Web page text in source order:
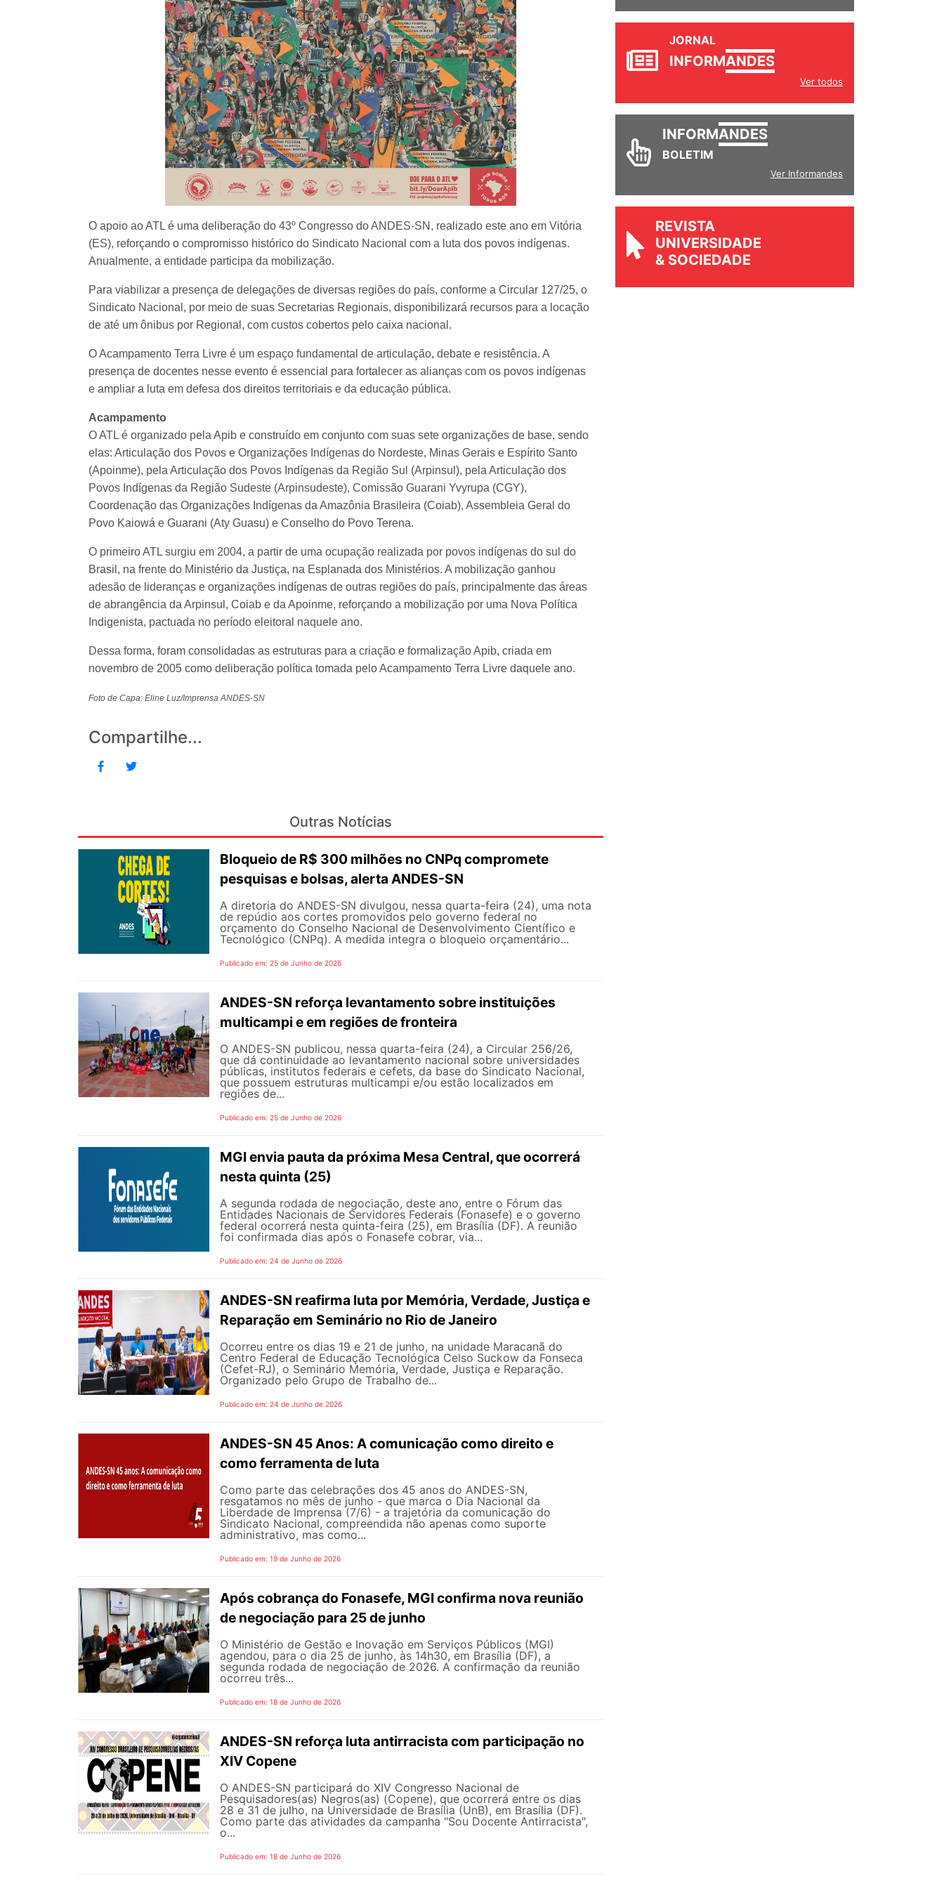
O apoio ao ATL é uma deliberação do 43º Congresso do ANDES-SN, realizado este ano em Vitória
(ES), reforçando o compromisso histórico do Sindicato Nacional com a luta dos povos indígenas.
Anualmente, a entidade participa da mobilização.
Para viabilizar a presença de delegações de diversas regiões do país, conforme a Circular 127/25, o
Sindicato Nacional, por meio de suas Secretarias Regionais, disponibilizará recursos para a locação
de até um ônibus por Regional, com custos cobertos pelo caixa nacional.
O Acampamento Terra Livre é um espaço fundamental de articulação, debate e resistência. A
presença de docentes nesse evento é essencial para fortalecer as alianças com os povos indígenas
e ampliar a luta em defesa dos direitos territoriais e da educação pública.
Acampamento
O ATL é organizado pela Apib e construído em conjunto com suas sete organizações de base, sendo
elas: Articulação dos Povos e Organizações Indígenas do Nordeste, Minas Gerais e Espírito Santo
(Apoinme), pela Articulação dos Povos Indígenas da Região Sul (Arpinsul), pela Articulação dos
Povos Indígenas da Região Sudeste (Arpinsudeste), Comissão Guarani Yvyrupa (CGY),
Coordenação das Organizações Indígenas da Amazônia Brasileira (Coiab), Assembleia Geral do
Povo Kaiowá e Guarani (Aty Guasu) e Conselho do Povo Terena.
O primeiro ATL surgiu em 2004, a partir de uma ocupação realizada por povos indígenas do sul do
Brasil, na frente do Ministério da Justiça, na Esplanada dos Ministérios. A mobilização ganhou
adesão de lideranças e organizações indígenas de outras regiões do país, principalmente das áreas
de abrangência da Arpinsul, Coiab e da Apoinme, reforçando a mobilização por uma Nova Política
Indigenista, pactuada no período eleitoral naquele ano.
Dessa forma, foram consolidadas as estruturas para a criação e formalização Apib, criada em
novembro de 2005 como deliberação política tomada pelo Acampamento Terra Livre daquele ano.
Foto de Capa: Eline Luz/Imprensa ANDES-SN
Compartilhe...
Outras Notícias
Bloqueio de R$ 300 milhões no CNPq compromete
pesquisas e bolsas, alerta ANDES-SN
A diretoria do ANDES-SN divulgou, nessa quarta-feira (24), uma nota
de repúdio aos cortes promovidos pelo governo federal no
orçamento do Conselho Nacional de Desenvolvimento Científico e
Tecnológico (CNPq). A medida integra o bloqueio orçamentário...
Publicado em: 25 de Junho de 2026
ANDES-SN reforça levantamento sobre instituições
multicampi e em regiões de fronteira
O ANDES-SN publicou, nessa quarta-feira (24), a Circular 256/26,
que dá continuidade ao levantamento nacional sobre universidades
públicas, institutos federais e cefets, da base do Sindicato Nacional,
que possuem estruturas multicampi e/ou estão localizados em
regiões de...
Publicado em: 25 de Junho de 2026
MGI envia pauta da próxima Mesa Central, que ocorrerá
nesta quinta (25)
A segunda rodada de negociação, deste ano, entre o Fórum das
Entidades Nacionais de Servidores Federais (Fonasefe) e o governo
federal ocorrerá nesta quinta-feira (25), em Brasília (DF). A reunião
foi confirmada dias após o Fonasefe cobrar, via...
Publicado em: 24 de Junho de 2026
ANDES-SN reafirma luta por Memória, Verdade, Justiça e
Reparação em Seminário no Rio de Janeiro
Ocorreu entre os dias 19 e 21 de junho, na unidade Maracanã do
Centro Federal de Educação Tecnológica Celso Suckow da Fonseca
(Cefet-RJ), o Seminário Memória, Verdade, Justiça e Reparação.
Organizado pelo Grupo de Trabalho de...
Publicado em: 24 de Junho de 2026
ANDES-SN 45 Anos: A comunicação como direito e
como ferramenta de luta
Como parte das celebrações dos 45 anos do ANDES-SN,
resgatamos no mês de junho - que marca o Dia Nacional da
Liberdade de Imprensa (7/6) - a trajetória da comunicação do
Sindicato Nacional, compreendida não apenas como suporte
administrativo, mas como...
Publicado em: 19 de Junho de 2026
Após cobrança do Fonasefe, MGI confirma nova reunião
de negociação para 25 de junho
O Ministério de Gestão e Inovação em Serviços Públicos (MGI)
agendou, para o dia 25 de junho, às 14h30, em Brasília (DF), a
segunda rodada de negociação de 2026. A confirmação da reunião
ocorreu três...
Publicado em: 18 de Junho de 2026
ANDES-SN reforça luta antirracista com participação no
XIV Copene
O ANDES-SN participará do XIV Congresso Nacional de
Pesquisadores(as) Negros(as) (Copene), que ocorrerá entre os dias
28 e 31 de julho, na Universidade de Brasília (UnB), em Brasília (DF).
Como parte das atividades da campanha "Sou Docente Antirracista",
o...
Publicado em: 18 de Junho de 2026
JORNAL
INFORMANDES
Ver todos
INFORMANDES
BOLETIM
Ver Informandes
REVISTA
UNIVERSIDADE
& SOCIEDADE